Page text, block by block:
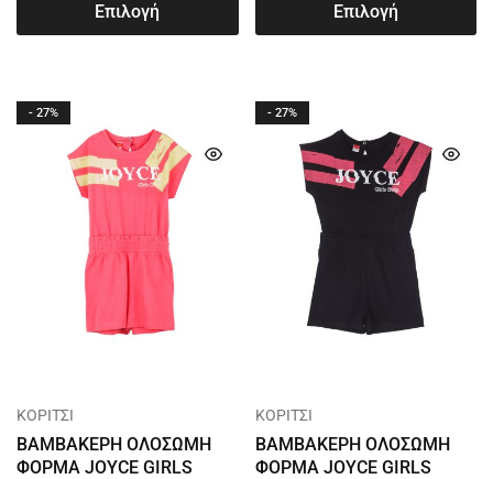
Επιλογή Επιλογή
- 27%
ΚΟΡΙΤΣΙ
ΒΑΜΒΑΚΕΡΗ ΟΛΟΣΩΜΗ
ΦΟΡΜΑ JOYCE GIRLS
- 27%
ΚΟΡΙΤΣΙ
ΒΑΜΒΑΚΕΡΗ ΟΛΟΣΩΜΗ
ΦΟΡΜΑ JOYCE GIRLS